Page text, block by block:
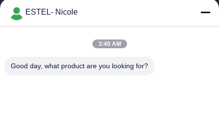
ESTEL (GUANGDONG) TECHNOLOGY CO., LTD.
Zu Hause
Neues
ESTEL- Nicole
3:40 AM
Good day, what product are you looking for?